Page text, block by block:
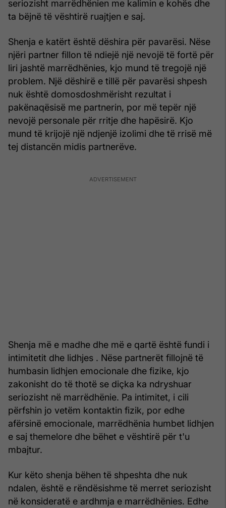
seriozisht marrëdhënien me kalimin e kohës dhe
ta bëjnë të vështirë ruajtjen e saj.
Shenja e katërt është dëshira për pavarësi. Nëse
njëri partner fillon të ndiejë një nevojë të fortë për
liri jashtë marrëdhënies, kjo mund të tregojë një
problem. Një dëshirë e tillë për pavarësi shpesh
nuk është domosdoshmërisht rezultat i
pakënaqësisë me partnerin, por më tepër një
nevojë personale për rritje dhe hapësirë. Kjo
mund të krijojë një ndjenjë izolimi dhe të rrisë më
tej distancën midis partnerëve.
Shenja më e madhe dhe më e qartë është fundi i
intimitetit dhe lidhjes . Nëse partnerët fillojnë të
humbasin lidhjen emocionale dhe fizike, kjo
zakonisht do të thotë se diçka ka ndryshuar
seriozisht në marrëdhënie. Pa intimitet, i cili
përfshin jo vetëm kontaktin fizik, por edhe
afërsinë emocionale, marrëdhënia humbet lidhjen
e saj themelore dhe bëhet e vështirë për t'u
mbajtur.
Kur këto shenja bëhen të shpeshta dhe nuk
ndalen, është e rëndësishme të merret seriozisht
në konsideratë e ardhmja e marrëdhënies. Edhe